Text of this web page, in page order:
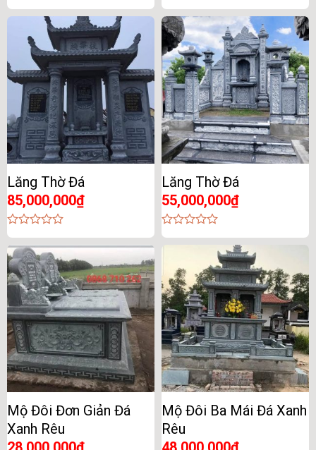
0
out
0
out
of
Lăng Thờ Đá
85,000,000₫
0
out
of
5
Lăng Thờ Đá
55,000,000₫
0
Mộ Đôi Đơn Giản Đá
Xanh Rêu
Mộ Đôi Ba Mái Đá Xanh
Rêu